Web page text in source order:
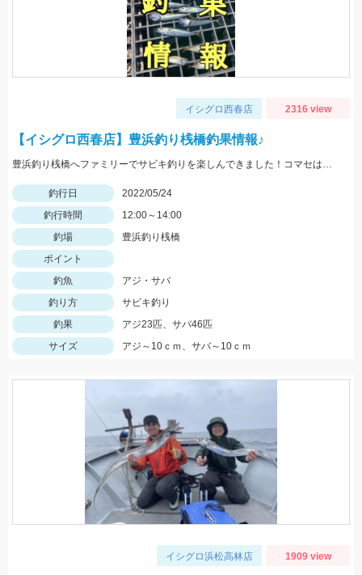
イシグロ西春店 2316 view
【イシグロ西春店】豊浜釣り桟橋釣果情報♪
豊浜釣り桟橋へファミリーでサビキ釣りを楽しんできました！コマセはサビキ三昧、イワシ三昧がオススメです！
釣行日
2022/05/24
釣行時間
12:00～14:00
釣場
豊浜釣り桟橋
ポイント
釣魚
アジ・サバ
釣り方
サビキ釣り
釣果
アジ23匹、サバ46匹
サイズ
アジ～10ｃｍ、サバ～10ｃｍ
イシグロ浜松高林店 1909 view